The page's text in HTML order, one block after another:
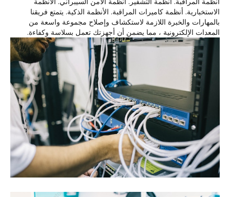
الاستخبارية. أنظمة كاميرات المراقبة. الأنظمة الذكية. يتمتع فريقنا
بالمهارات والخبرة اللازمة لاستكشاف وإصلاح مجموعة واسعة من
المعدات الإلكترونية ، مما يضمن أن أجهزتك تعمل بسلاسة وكفاءة.